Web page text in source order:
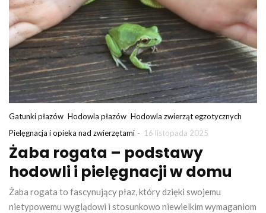
Gatunki płazów Hodowla płazów Hodowla zwierząt egzotycznych
Pielęgnacja i opieka nad zwierzętami - 16 listopada 2025
Żaba rogata – podstawy
hodowli i pielęgnacji w domu
Żaba rogata to fascynujący płaz, który dzięki swojemu
nietypowemu wyglądowi i stosunkowo niewielkim wymaganiom